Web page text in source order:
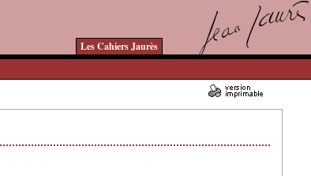
Les Cahiers Jaurès